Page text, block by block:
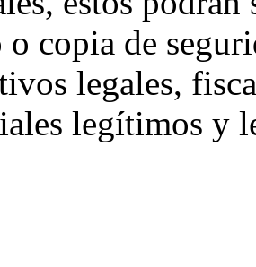
o copia de
legales,
legítimos y